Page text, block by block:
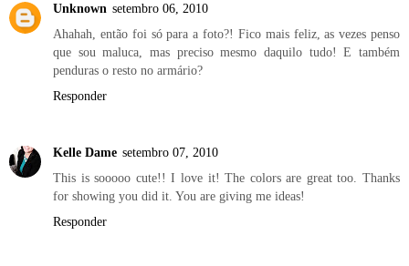
Unknown setembro 06, 2010
Ahahah, então foi só para a foto?! Fico mais feliz, as vezes penso
que sou maluca, mas preciso mesmo daquilo tudo! E também
penduras o resto no armário?
Responder
Kelle Dame setembro 07, 2010
This is sooooo cute!! I love it! The colors are great too. Thanks
for showing you did it. You are giving me ideas!
Responder